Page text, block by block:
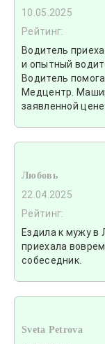
10.05.2025
Рейтинг:
Водитель
и опытный
Водитель
Медцентр.
заявленной
Любовь
22.04.2025
Рейтинг:
Ездила к мужу в
приехала
собеседник.
Sveta Petrova